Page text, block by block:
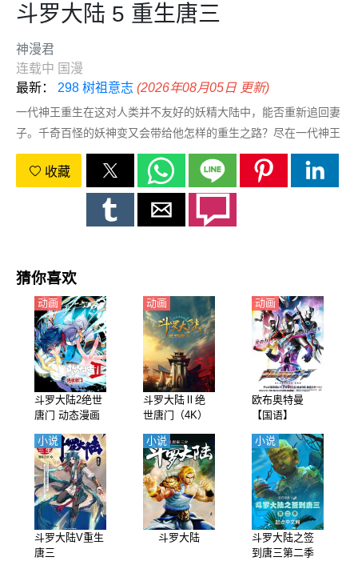
斗罗大陆 5 重生唐三
神漫君
连载中 国漫
最新： 298 树祖意志 (2026年08月05日 更新)
一代神王重生在这对人类并不友好的妖精大陆中，能否重新追回妻
子。千奇百怪的妖神变又会带给他怎样的重生之路？尽在一代神王
至情追妻之旅，斗罗大陆第五部，重生唐三!
收藏
猜你喜欢
斗罗大陆2绝世
唐门 动态漫画
动画
斗罗大陆Ⅱ绝
世唐门（4K）
动画
欧布奥特曼
【国语】
动画
斗罗大陆V重生
唐三
小说
斗罗大陆
小说
斗罗大陆之签
到唐三第二季
小说